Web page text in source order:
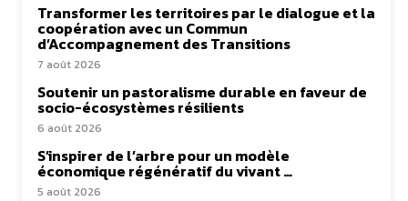
Transformer les territoires par le dialogue et la
coopération avec un Commun
d’Accompagnement des Transitions
7 août 2026
Soutenir un pastoralisme durable en faveur de
socio-écosystèmes résilients
6 août 2026
S’inspirer de l’arbre pour un modèle
économique régénératif du vivant …
5 août 2026